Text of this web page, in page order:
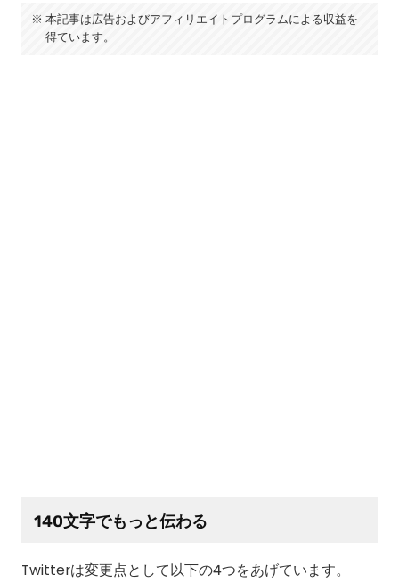
本記事は広告およびアフィリエイトプログラムによる収益を
得ています。
140文字でもっと伝わる
Twitterは変更点として以下の4つをあげています。